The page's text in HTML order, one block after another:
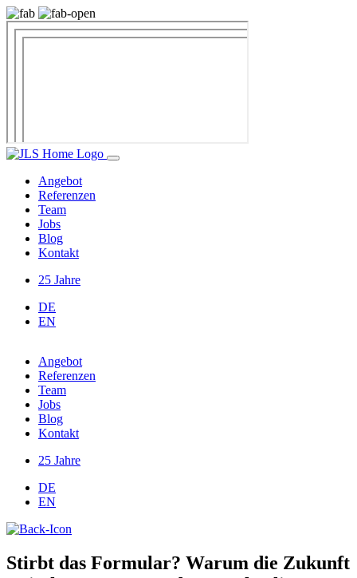
Angebot
Referenzen
Team
Jobs
Blog
Kontakt
25 Jahre
DE
EN
Angebot
Referenzen
Team
Jobs
Blog
Kontakt
25 Jahre
DE
EN
Stirbt das Formular? Warum die Zukunft